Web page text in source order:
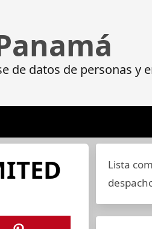
de datos de personas y
Lista